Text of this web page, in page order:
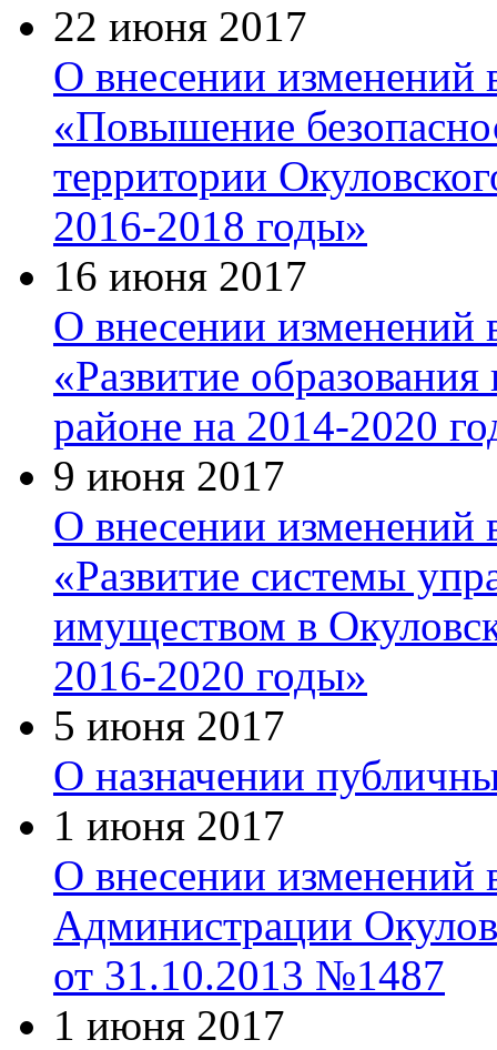
22 июня 2017
О внесении
«Повышение
территории
2016-2018 годы»
16 июня 2017
О внесении
«Развитие
районе на 2014-2020
9 июня 2017
О внесении
«Развитие системы
имуществом в
2016-2020 годы»
5 июня 2017
О назначении
1 июня 2017
О внесении изменений
Администрации
от 31.10.2013 №1487
1 июня 2017